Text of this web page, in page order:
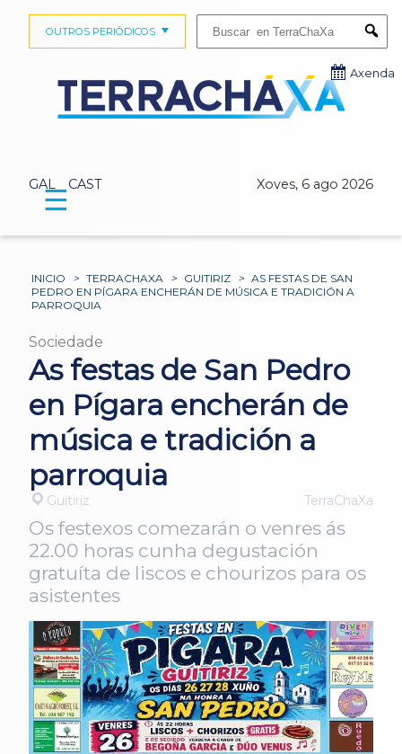
GAL CAST Xoves, 6 ago 2026
OUTROS PERIÓDICOS
Axenda
☰
INICIO > TERRACHAXA > GUITIRIZ > AS FESTAS DE SAN
PEDRO EN PÍGARA ENCHERÁN DE MÚSICA E TRADICIÓN A
PARROQUIA
Sociedade
As festas de San Pedro
en Pígara encherán de
música e tradición a
parroquia
Guitiriz TerraChaXa
Os festexos comezarán o venres ás
22.00 horas cunha degustación
gratuíta de liscos e chourizos para os
asistentes